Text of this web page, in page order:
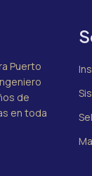
Puerto
de
en toda